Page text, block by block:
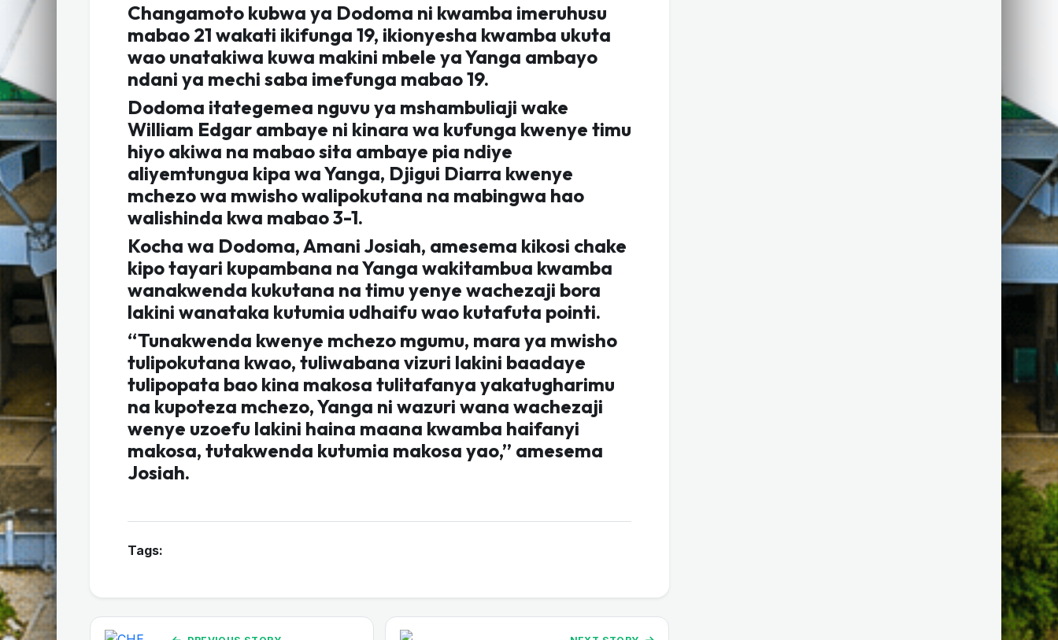
Changamoto kubwa ya Dodoma ni kwamba imeruhusu
mabao 21 wakati ikifunga 19, ikionyesha kwamba ukuta
wao unatakiwa kuwa makini mbele ya Yanga ambayo
ndani ya mechi saba imefunga mabao 19.
Dodoma itategemea nguvu ya mshambuliaji wake
William Edgar ambaye ni kinara wa kufunga kwenye timu
hiyo akiwa na mabao sita ambaye pia ndiye
aliyemtungua kipa wa Yanga, Djigui Diarra kwenye
mchezo wa mwisho walipokutana na mabingwa hao
walishinda kwa mabao 3-1.
Kocha wa Dodoma, Amani Josiah, amesema kikosi chake
kipo tayari kupambana na Yanga wakitambua kwamba
wanakwenda kukutana na timu yenye wachezaji bora
lakini wanataka kutumia udhaifu wao kutafuta pointi.
“Tunakwenda kwenye mchezo mgumu, mara ya mwisho
tulipokutana kwao, tuliwabana vizuri lakini baadaye
tulipopata bao kina makosa tulitafanya yakatugharimu
na kupoteza mchezo, Yanga ni wazuri wana wachezaji
wenye uzoefu lakini haina maana kwamba haifanyi
makosa, tutakwenda kutumia makosa yao,” amesema
Josiah.
Tags: